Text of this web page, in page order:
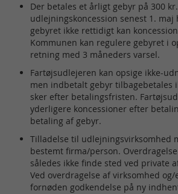
Der betales et årligt gebyr på 300
udlejningskoncession senest 1. maj
gebyret ikke rettidigt kan
Kommunen kan regulere gebyret i
retning med 3 måneders varsel.
Fartøjsudlejeren kan opsige ikke-
men indbetalt gebyr tilbagebetales
sker efter betalingsfristen.
yderligere koncessioner efter
betaling af gebyr.
Tilladelse til udlejningsvirksomhed
bestemt firma/person.
således ikke finde sted ved private
Ved overdragelse af virksomhed
fornøden godkendelse på ny